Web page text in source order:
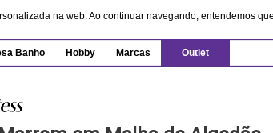
na web. Ao continuar navegando, entendemos
Banho Hobby Marcas Outlet